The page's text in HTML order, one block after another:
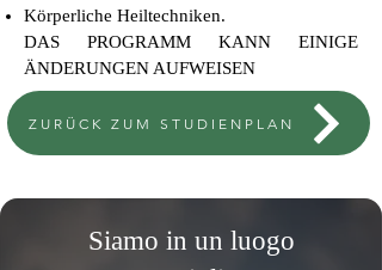
Körperliche Heiltechniken.
DAS PROGRAMM KANN EINIGE
ÄNDERUNGEN AUFWEISEN
ZURÜCK ZUM STUDIENPLAN
Siamo in un luogo